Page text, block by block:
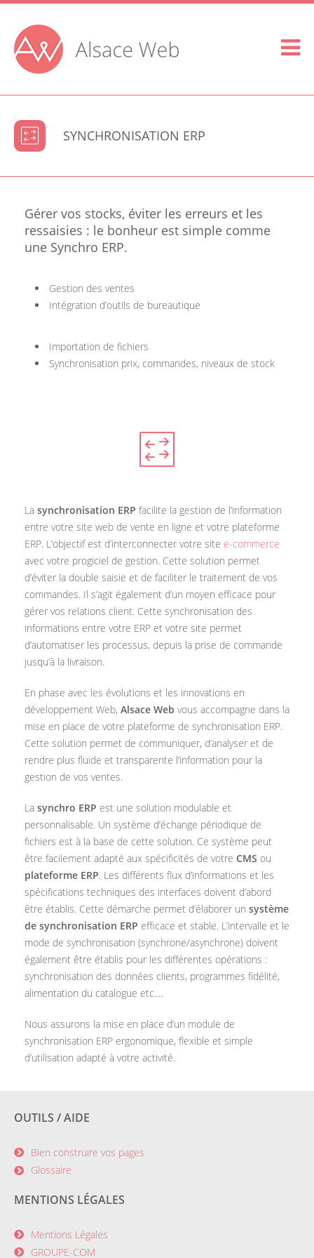
SYNCHRONISATION ERP
Gérer vos stocks, éviter les erreurs et les
ressaisies : le bonheur est simple comme
une Synchro ERP.
Gestion des ventes
Intégration d’outils de bureautique
Importation de fichiers
Synchronisation prix, commandes, niveaux de stock
La synchronisation ERP facilite la gestion de l’information
entre votre site web de vente en ligne et votre plateforme
ERP. L’objectif est d’interconnecter votre site e-commerce
avec votre progiciel de gestion. Cette solution permet
d’éviter la double saisie et de faciliter le traitement de vos
commandes. Il s’agit également d’un moyen efficace pour
gérer vos relations client. Cette synchronisation des
informations entre votre ERP et votre site permet
d’automatiser les processus, depuis la prise de commande
jusqu’à la livraison.
En phase avec les évolutions et les innovations en
développement Web, Alsace Web vous accompagne dans la
mise en place de votre plateforme de synchronisation ERP.
Cette solution permet de communiquer, d’analyser et de
rendre plus fluide et transparente l’information pour la
gestion de vos ventes.
La synchro ERP est une solution modulable et
personnalisable. Un système d’échange périodique de
fichiers est à la base de cette solution. Ce système peut
être facilement adapté aux spécificités de votre CMS ou
plateforme ERP. Les différents flux d’informations et les
spécifications techniques des interfaces doivent d’abord
être établis. Cette démarche permet d’élaborer un système
de synchronisation ERP efficace et stable. L’intervalle et le
mode de synchronisation (synchrone/asynchrone) doivent
également être établis pour les différentes opérations :
synchronisation des données clients, programmes fidélité,
alimentation du catalogue etc…
Nous assurons la mise en place d’un module de
synchronisation ERP ergonomique, flexible et simple
d’utilisation adapté à votre activité.
OUTILS / AIDE
Bien construire vos pages
Glossaire
MENTIONS LÉGALES
Mentions Légales
GROUPE-COM